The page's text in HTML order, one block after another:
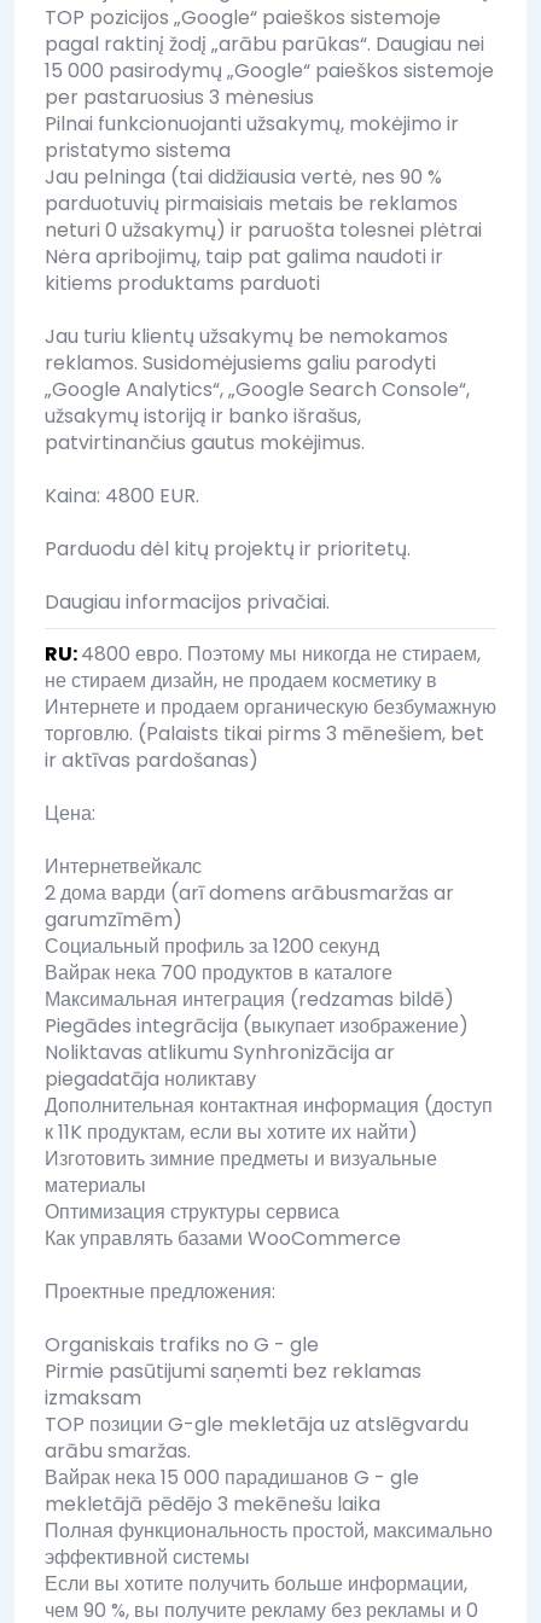
TOP pozicijos „Google“ paieškos sistemoje
pagal raktinį žodį „arābu parūkas“. Daugiau nei
15 000 pasirodymų „Google“ paieškos sistemoje
per pastaruosius 3 mėnesius
Pilnai funkcionuojanti užsakymų, mokėjimo ir
pristatymo sistema
Jau pelninga (tai didžiausia vertė, nes 90 %
parduotuvių pirmaisiais metais be reklamos
neturi 0 užsakymų) ir paruošta tolesnei plėtrai
Nėra apribojimų, taip pat galima naudoti ir
kitiems produktams parduoti
Jau turiu klientų užsakymų be nemokamos
reklamos. Susidomėjusiems galiu parodyti
„Google Analytics“, „Google Search Console“,
užsakymų istoriją ir banko išrašus,
patvirtinančius gautus mokėjimus.
Kaina: 4800 EUR.
Parduodu dėl kitų projektų ir prioritetų.
Daugiau informacijos privačiai.
RU:4800 евро. Поэтому мы никогда не стираем,
не стираем дизайн, не продаем косметику в
Интернете и продаем органическую безбумажную
торговлю. (Palaists tikai pirms 3 mēnešiem, bet
ir aktīvas pardošanas)
Цена:
Интернетвейкалс
2 дома варди (arī domens arābusmaržas ar
garumzīmēm)
Социальный профиль за 1200 секунд
Вайрак нека 700 продуктов в каталоге
Максимальная интеграция (redzamas bildē)
Piegādes integrācija (выкупает изображение)
Noliktavas atlikumu Synhronizācija ar
piegadatāja ноликтаву
Дополнительная контактная информация (доступ
к 11K продуктам, если вы хотите их найти)
Изготовить зимние предметы и визуальные
материалы
Оптимизация структуры сервиса
Как управлять базами WooCommerce
Проектные предложения:
Organiskais trafiks no G - gle
Pirmie pasūtijumi saņemti bez reklamas
izmaksam
TOP позиции G-gle mekletāja uz atslēgvardu
arābu smaržas.
Вайрак нека 15 000 парадишанов G - gle
mekletājā pēdējo 3 mekēnešu laika
Полная функциональность простой, максимально
эффективной системы
Если вы хотите получить больше информации,
чем 90 %, вы получите рекламу без рекламы и 0